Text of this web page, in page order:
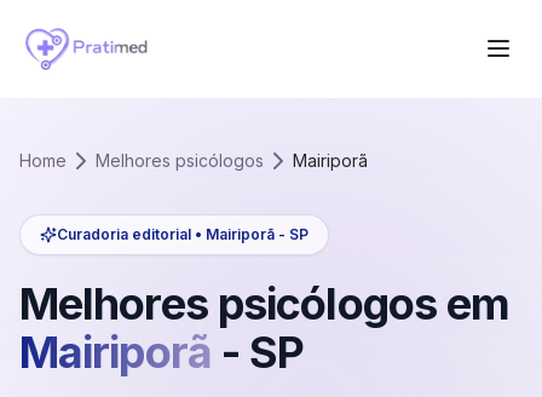
Home Melhores psicólogos Mairiporã
Curadoria editorial • Mairiporã - SP
Melhores psicólogos em
Mairiporã - SP